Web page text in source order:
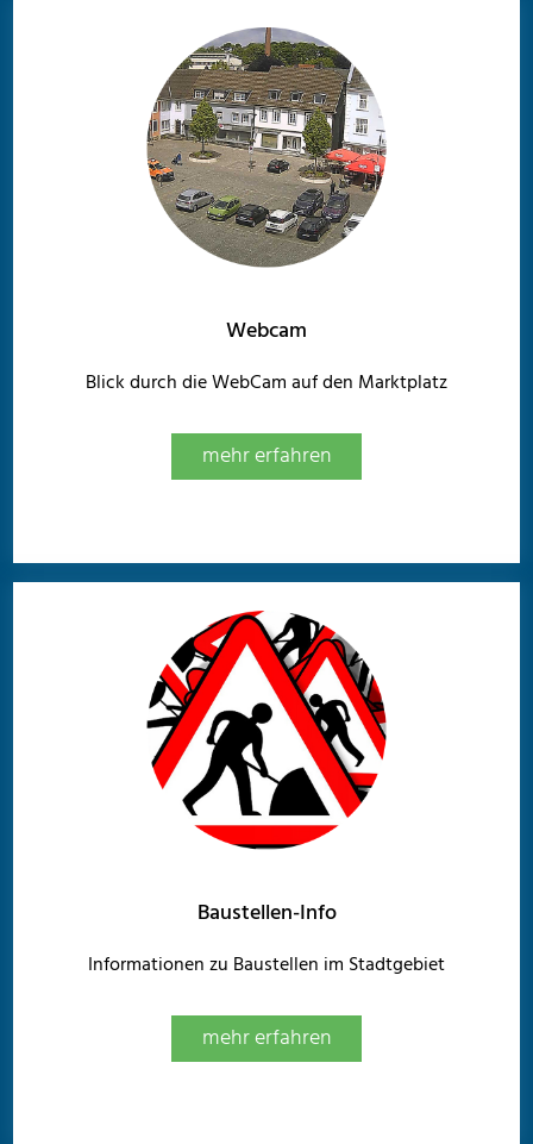
Webcam
Blick durch die WebCam auf den Marktplatz
mehr erfahren
Baustellen-Info
Informationen zu Baustellen im Stadtgebiet
mehr erfahren